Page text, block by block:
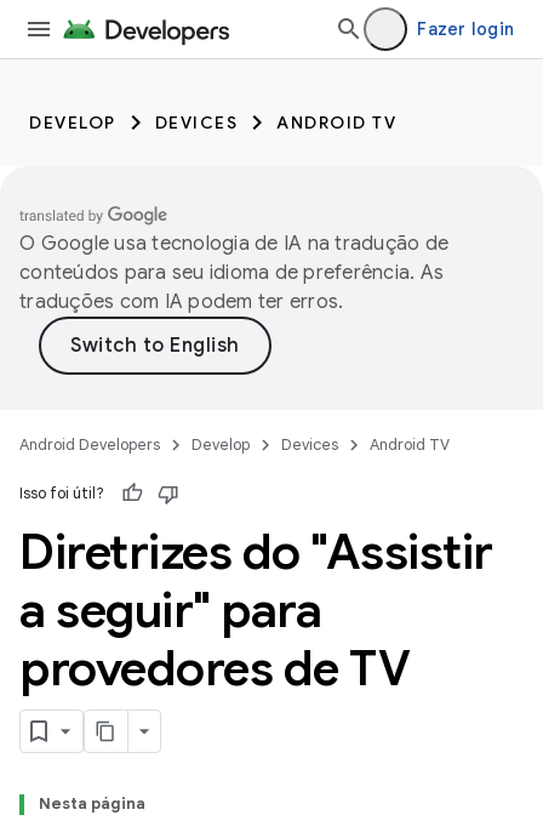
Fazer login
DEVELOP DEVICES ANDROID TV
O Google usa tecnologia de IA na tradução de
conteúdos para seu idioma de preferência. As
traduções com IA podem ter erros.
Android Developers Develop Devices Android TV
Isso foi útil?
Diretrizes do "Assistir
a seguir" para
provedores de TV
Nesta página